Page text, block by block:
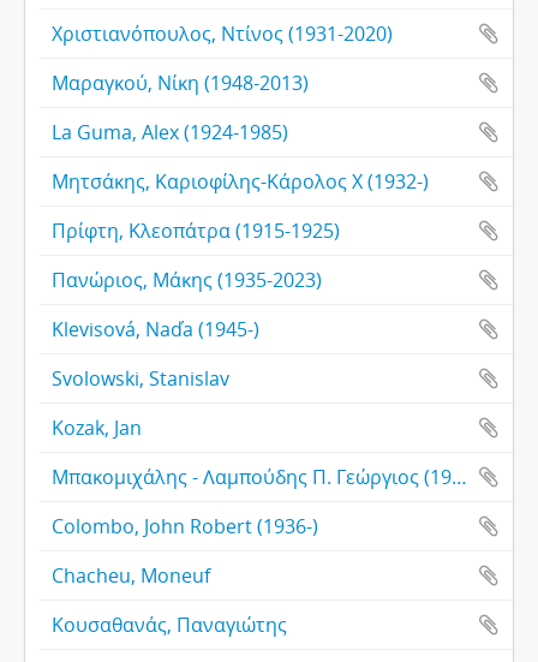
Χριστιανόπουλος, Ντίνος (1931-2020)
Μαραγκού, Νίκη (1948-2013)
La Guma, Alex (1924-1985)
Μητσάκης, Καριοφίλης-Κάρολος Χ (1932-)
Πρίφτη, Κλεοπάτρα (1915-1925)
Πανώριος, Μάκης (1935-2023)
Klevisová, Naďa (1945-)
Svolowski, Stanislav
Kozak, Jan
Μπακομιχάλης - Λαμπούδης Π. Γεώργιος (1925-)
Colombo, John Robert (1936-)
Chacheu, Moneuf
Κουσαθανάς, Παναγιώτης